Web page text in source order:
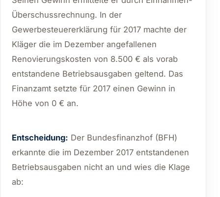
Überschussrechnung. In der
Gewerbesteuererklärung für 2017 machte der
Kläger die im Dezember angefallenen
Renovierungskosten von 8.500 € als vorab
entstandene Betriebsausgaben geltend. Das
Finanzamt setzte für 2017 einen Gewinn in
Höhe von 0 € an.
Entscheidung: Der Bundesfinanzhof (BFH)
erkannte die im Dezember 2017 entstandenen
Betriebsausgaben nicht an und wies die Klage
ab: